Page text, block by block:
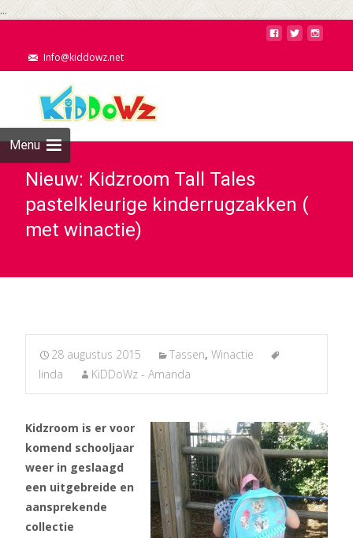
...
Info@kiddowz.net
Menu
Nieuw: Kidzroom Tall Tales
pastelkleurige kinderrugzakken (
met winactie)
28 augustus 2015 Tassen, Winactie
linda
KiDDoWz - Amanda
Kidzroom is er voor
komend schooljaar
weer in geslaagd
een uitgebreide en
aansprekende
collectie